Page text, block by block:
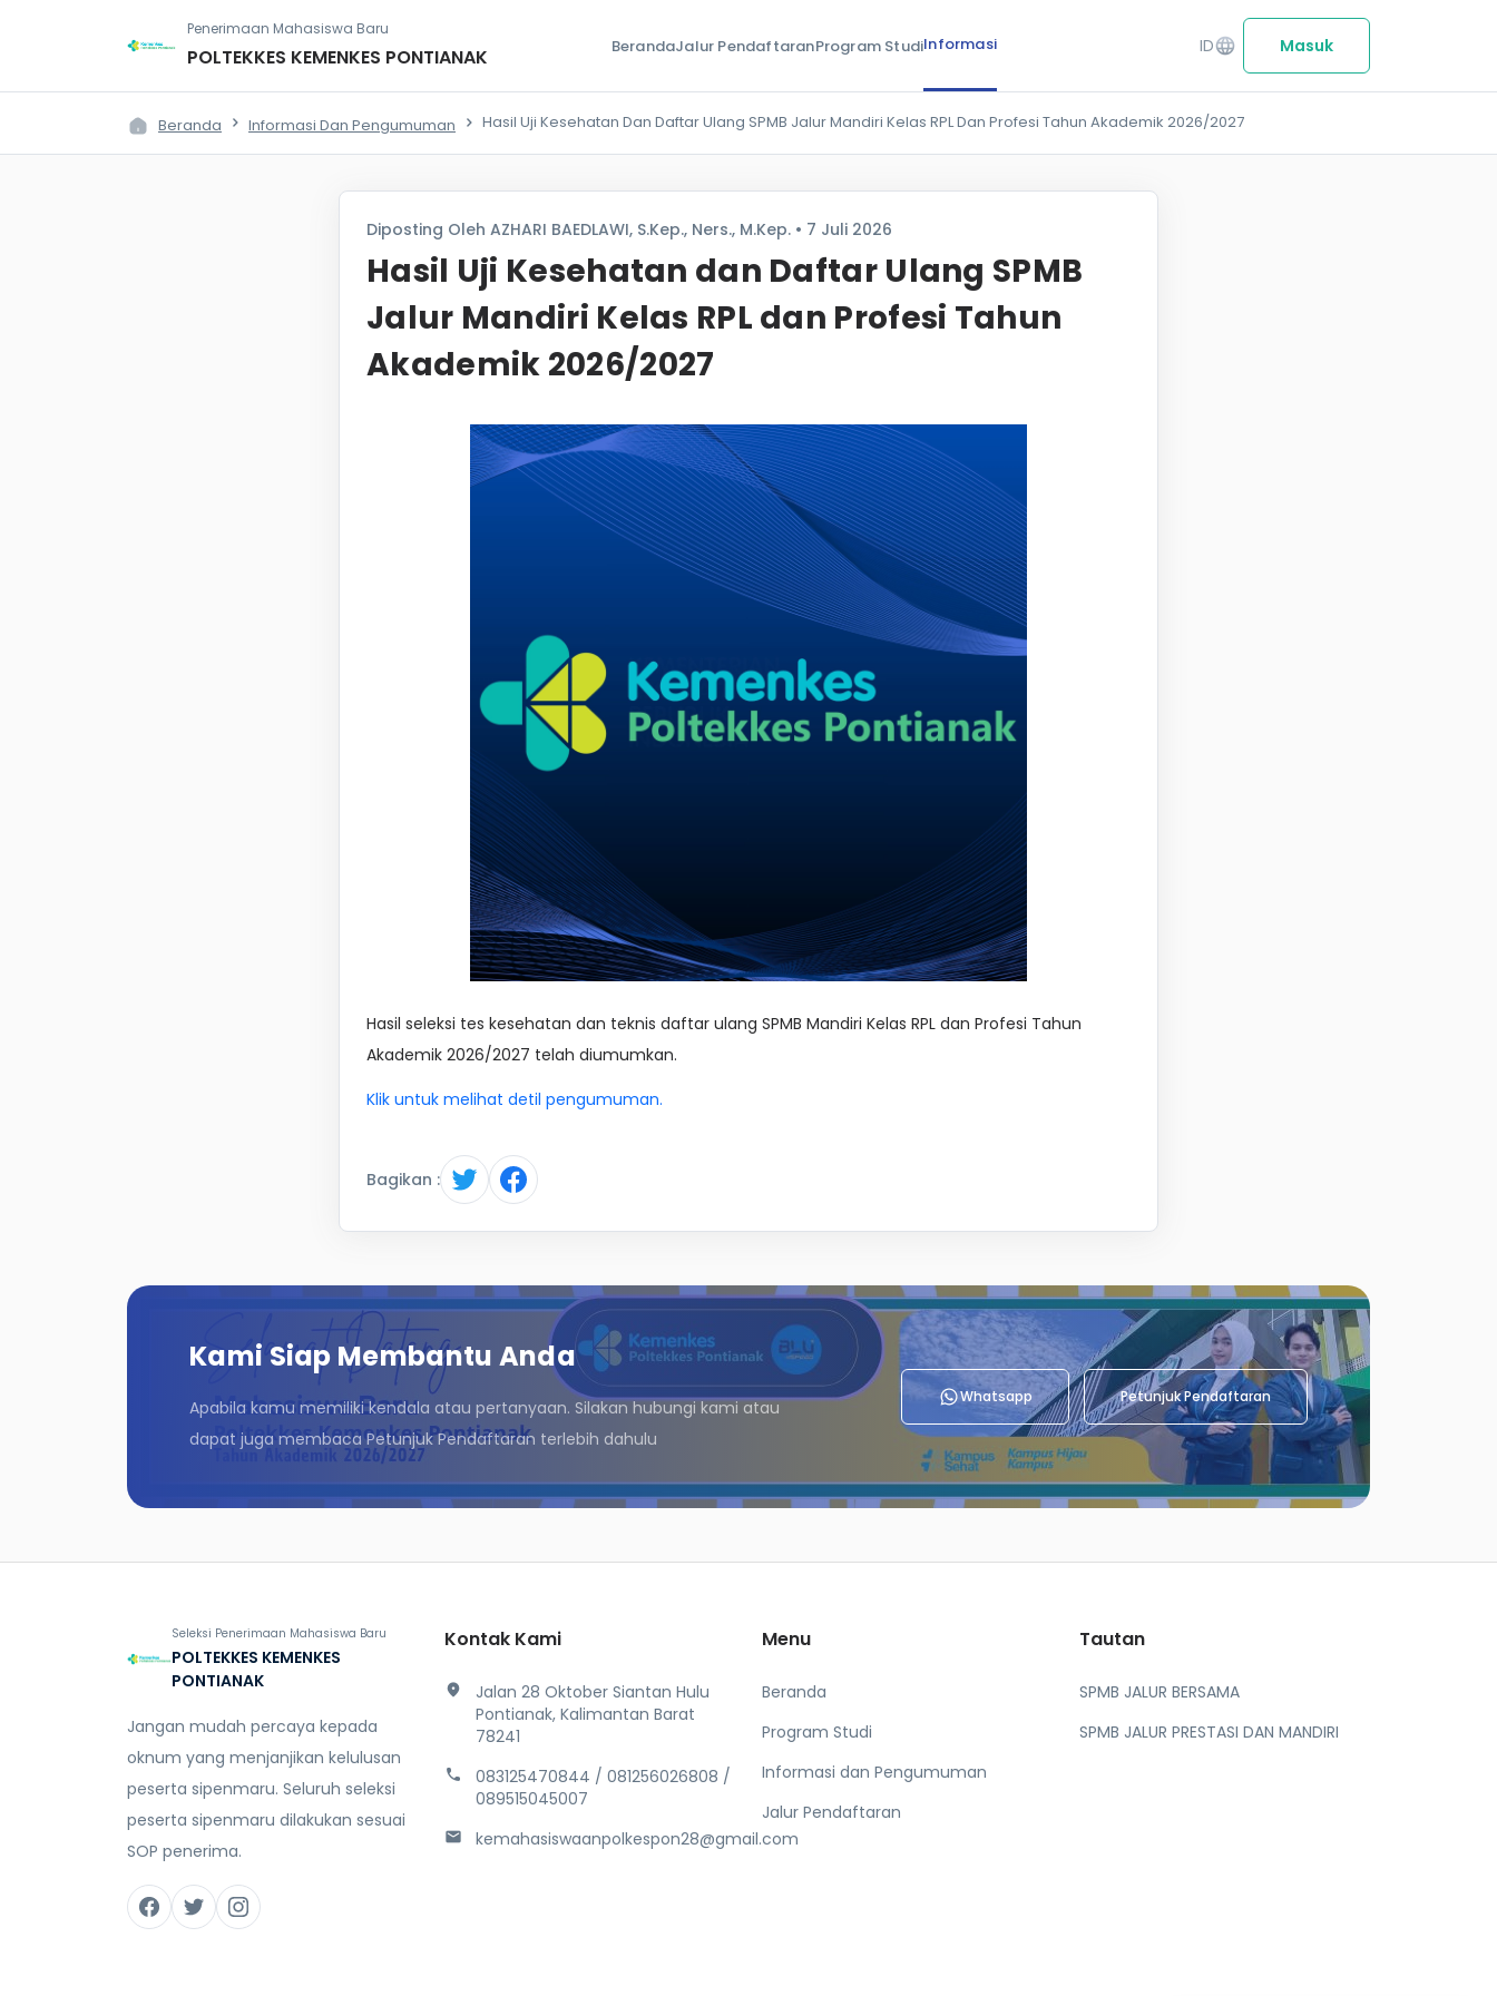
Penerimaan Mahasiswa Baru
POLTEKKES KEMENKES PONTIANAK BerandaJalur PendaftaranProgram StudiInformasi IDlanguage Masuk
Beranda Informasi Dan Pengumuman Hasil Uji Kesehatan Dan Daftar Ulang SPMB Jalur Mandiri Kelas RPL Dan Profesi Tahun Akademik 2026/2027
Diposting Oleh AZHARI BAEDLAWI, S.Kep., Ners., M.Kep. • 7 Juli 2026
Hasil Uji Kesehatan dan Daftar Ulang SPMB
Jalur Mandiri Kelas RPL dan Profesi Tahun
Akademik 2026/2027
Hasil seleksi tes kesehatan dan teknis daftar ulang SPMB Mandiri Kelas RPL dan Profesi Tahun
Akademik 2026/2027 telah diumumkan.
Klik untuk melihat detil pengumuman.
Bagikan :
Kami Siap Membantu Anda
Apabila kamu memiliki kendala atau pertanyaan. Silakan hubungi kami atau
dapat juga membaca Petunjuk Pendaftaran terlebih dahulu
Whatsapp Petunjuk Pendaftaran
Seleksi Penerimaan Mahasiswa Baru
POLTEKKES KEMENKES
PONTIANAK
Jangan mudah percaya kepada
oknum yang menjanjikan kelulusan
peserta sipenmaru. Seluruh seleksi
peserta sipenmaru dilakukan sesuai
SOP penerima.
Kontak Kami
location_on
Jalan 28 Oktober Siantan Hulu
Pontianak, Kalimantan Barat
78241
phone
083125470844 / 081256026808 /
089515045007
mail kemahasiswaanpolkespon28@gmail.com
Menu
Beranda
Program Studi
Informasi dan Pengumuman
Jalur Pendaftaran
Tautan
SPMB JALUR BERSAMA
SPMB JALUR PRESTASI DAN MANDIRI